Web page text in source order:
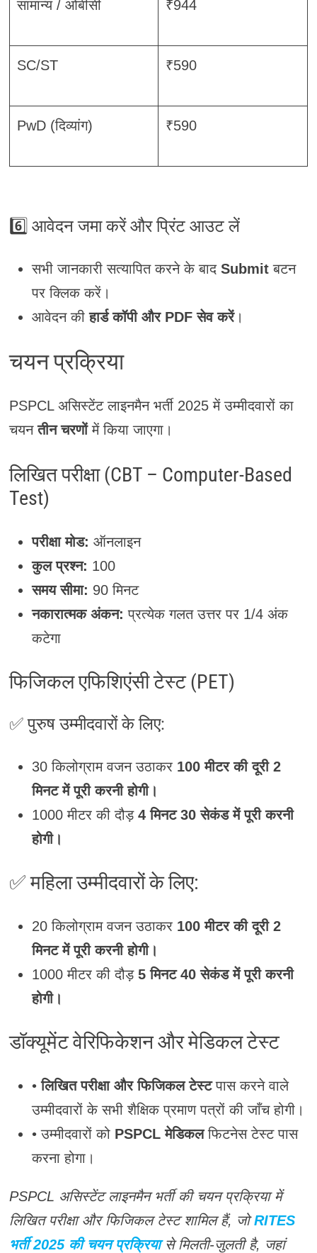
सामान्य / ओबीसी ₹944
SC/ST ₹590
PwD (दिव्यांग) ₹590
6️⃣ आवेदन जमा करें और प्रिंट आउट लें
सभी जानकारी सत्यापित करने के बाद Submitबटन
पर क्लिक करें।
आवेदन कीहार्ड कॉपी और PDF सेव करें।
चयन प्रक्रिया
PSPCL असिस्टेंट लाइनमैन भर्ती 2025 में उम्मीदवारों का
चयनतीन चरणोंमें किया जाएगा।
लिखित परीक्षा (CBT – Computer-Based
Test)
परीक्षा मोड: ऑनलाइन
कुल प्रश्न: 100
समय सीमा: 90 मिनट
नकारात्मक अंकन: प्रत्येक गलत उत्तर पर 1/4 अंक
कटेगा
फिजिकल एफिशिएंसी टेस्ट (PET)
✅पुरुष उम्मीदवारों के लिए:
30 किलोग्राम वजन उठाकर 100 मीटर की दूरी 2
मिनट में पूरी करनी होगी।
1000 मीटर की दौड़ 4 मिनट 30 सेकंड में पूरी करनी
होगी।
✅महिला उम्मीदवारों के लिए:
20 किलोग्राम वजन उठाकर 100 मीटर की दूरी 2
मिनट में पूरी करनी होगी।
1000 मीटर की दौड़ 5 मिनट 40 सेकंड में पूरी करनी
होगी।
डॉक्यूमेंट वेरिफिकेशन और मेडिकल टेस्ट
•लिखित परीक्षा और फिजिकल टेस्टपास करने वाले
उम्मीदवारों के सभी शैक्षिक प्रमाण पत्रों की जाँच होगी।
• उम्मीदवारों को PSPCL मेडिकलफिटनेस टेस्ट पास
करना होगा।
PSPCL असिस्टेंट लाइनमैन भर्ती की चयन प्रक्रिया में
लिखित परीक्षा और फिजिकल टेस्ट शामिल हैं, जोRITES
भर्ती 2025 की चयन प्रक्रियासे मिलती-जुलती है, जहां